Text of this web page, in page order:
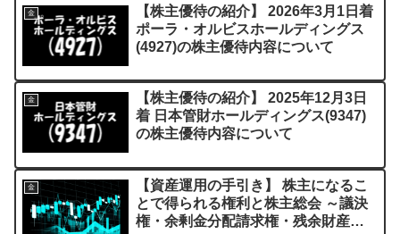
金
【株主優待の紹介】 2026年3月1日着
ポーラ・オルビスホールディングス
(4927)の株主優待内容について
金
【株主優待の紹介】 2025年12月3日
着 日本管財ホールディングス(9347)
の株主優待内容について
金
【資産運用の手引き】 株主になるこ
とで得られる権利と株主総会 ～議決
権・余剰金分配請求権・残余財産分